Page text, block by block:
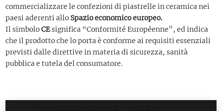
commercializzare le confezioni di piastrelle in ceramica nei
paesi aderenti allo Spazio economico europeo.
Il simboloCEsignifica “Conformité Européenne”, ed indica
che il prodotto che lo porta è conforme ai requisiti essenziali
previsti dalle direttive in materia di sicurezza, sanità
pubblica e tutela del consumatore.